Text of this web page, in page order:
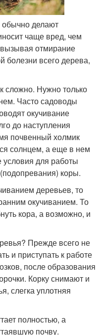
обычно делают
чаще вред, чем
отмирание
болезни всего дерева,
сложно. Нужно только
Часто садоводы
окучивание
до наступления
почвенный холмик
солнцем, а еще в нем
условия для работы
коры.
деревьев, то
окучиванием. То
кора, а возможно, и
Прежде всего не
и приступать к работе
после образования
Корку снимают и
слегка уплотняя
полностью, а
почву.